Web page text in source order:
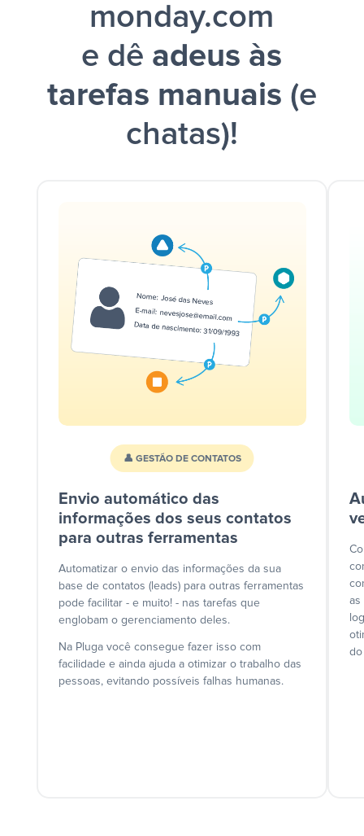
monday.com
e dê adeus às
tarefas manuais (e
chatas)!
👤 GESTÃO DE CONTATOS
Envio automático das
informações dos seus contatos
para outras ferramentas
Automatizar o envio das informações da sua
base de contatos (leads) para outras ferramentas
pode facilitar - e muito! - nas tarefas que
englobam o gerenciamento deles.
Na Pluga você consegue fazer isso com
facilidade e ainda ajuda a otimizar o trabalho das
pessoas, evitando possíveis falhas humanas.
as
do